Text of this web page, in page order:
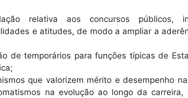
relativa aos concursos públicos,
e atitudes, de modo a ampliar a
de temporários para funções típicas de
que valorizem mérito e desempenho
na evolução ao longo da